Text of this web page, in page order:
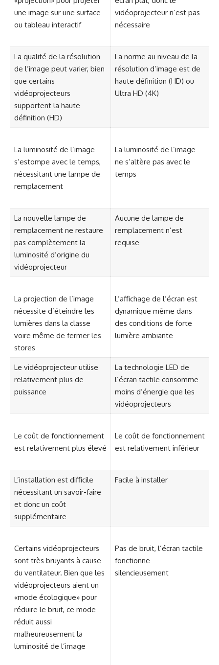
une image sur une surface
ou tableau interactif
vidéoprojecteur n’est pas
nécessaire
La qualité de la résolution
de l’image peut varier, bien
que certains
vidéoprojecteurs
supportent la haute
définition (HD)
La norme au niveau de la
résolution d’image est de
haute définition (HD) ou
Ultra HD (4K)
La luminosité de l’image
s’estompe avec le temps,
nécessitant une lampe de
remplacement
La luminosité de l’image
ne s’altère pas avec le
temps
La nouvelle lampe de
remplacement ne restaure
pas complètement la
luminosité d’origine du
vidéoprojecteur
Aucune de lampe de
remplacement n’est
requise
La projection de l’image
nécessite d’éteindre les
lumières dans la classe
voire même de fermer les
stores
L’affichage de l’écran est
dynamique même dans
des conditions de forte
lumière ambiante
Le vidéoprojecteur utilise
relativement plus de
puissance
La technologie LED de
l’écran tactile consomme
moins d’énergie que les
vidéoprojecteurs
Le coût de fonctionnement
est relativement plus élevé
Le coût de fonctionnement
est relativement inférieur
L’installation est difficile
nécessitant un savoir-faire
et donc un coût
supplémentaire
Facile à installer
Certains vidéoprojecteurs
sont très bruyants à cause
du ventilateur. Bien que les
vidéoprojecteurs aient un
«mode écologique» pour
réduire le bruit, ce mode
réduit aussi
malheureusement la
luminosité de l’image
Pas de bruit, l’écran tactile
fonctionne
silencieusement